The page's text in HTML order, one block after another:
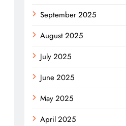
September 2025
August 2025
July 2025
June 2025
May 2025
April 2025